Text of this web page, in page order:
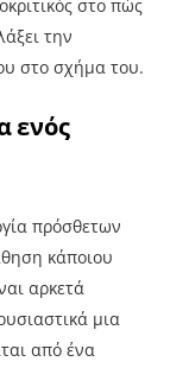
στο πώς
την
στο σχήμα του.
ενός
πρόσθετων
κάποιου
αρκετά
μια
από ένα